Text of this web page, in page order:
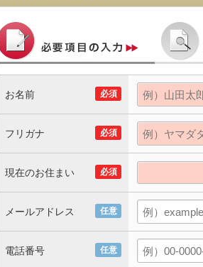
必須
お名前
必須
フリガナ
必須
現在のお住まい
任意
メールアドレス
任意
電話番号